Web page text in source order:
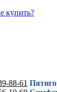
купить?
88-61